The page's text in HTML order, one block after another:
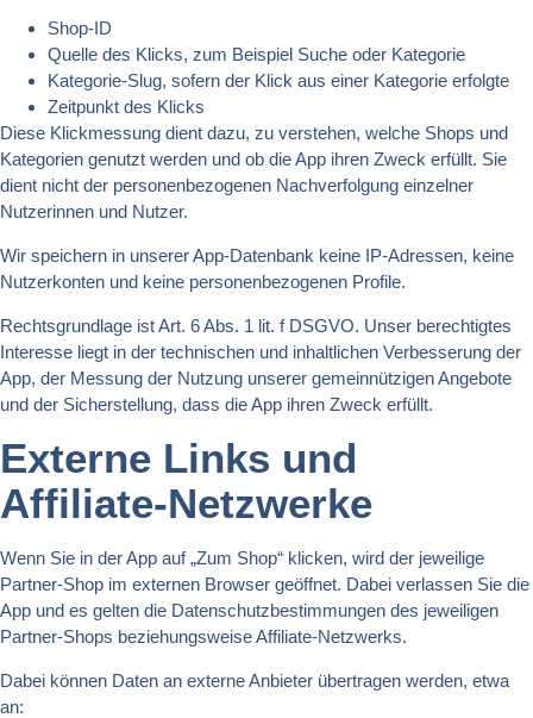
Shop-ID
Quelle des Klicks, zum Beispiel Suche oder Kategorie
Kategorie-Slug, sofern der Klick aus einer Kategorie erfolgte
Zeitpunkt des Klicks
Diese Klickmessung dient dazu, zu verstehen, welche Shops und
Kategorien genutzt werden und ob die App ihren Zweck erfüllt. Sie
dient nicht der personenbezogenen Nachverfolgung einzelner
Nutzerinnen und Nutzer.
Wir speichern in unserer App-Datenbank keine IP-Adressen, keine
Nutzerkonten und keine personenbezogenen Profile.
Rechtsgrundlage ist Art. 6 Abs. 1 lit. f DSGVO. Unser berechtigtes
Interesse liegt in der technischen und inhaltlichen Verbesserung der
App, der Messung der Nutzung unserer gemeinnützigen Angebote
und der Sicherstellung, dass die App ihren Zweck erfüllt.
Externe Links und
Affiliate-Netzwerke
Wenn Sie in der App auf „Zum Shop“ klicken, wird der jeweilige
Partner-Shop im externen Browser geöffnet. Dabei verlassen Sie die
App und es gelten die Datenschutzbestimmungen des jeweiligen
Partner-Shops beziehungsweise Affiliate-Netzwerks.
Dabei können Daten an externe Anbieter übertragen werden, etwa
an: